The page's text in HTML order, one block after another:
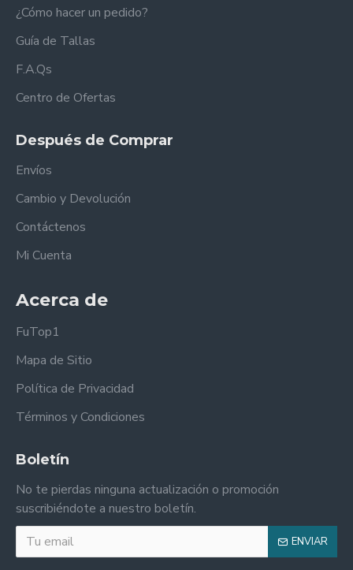
¿Cómo hacer un pedido?
Guía de Tallas
F.A.Qs
Centro de Ofertas
Después de Comprar
Envíos
Cambio y Devolución
Contáctenos
Mi Cuenta
Acerca de
FuTop1
Mapa de Sitio
Política de Privacidad
Términos y Condiciones
Boletín
No te pierdas ninguna actualización o promoción
suscribiéndote a nuestro boletín.
ENVIAR